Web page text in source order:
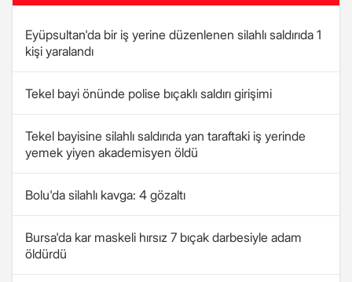
Eyüpsultan'da bir iş yerine düzenlenen silahlı saldırıda 1
kişi yaralandı
Tekel bayi önünde polise bıçaklı saldırı girişimi
Tekel bayisine silahlı saldırıda yan taraftaki iş yerinde
yemek yiyen akademisyen öldü
Bolu'da silahlı kavga: 4 gözaltı
Bursa'da kar maskeli hırsız 7 bıçak darbesiyle adam
öldürdü